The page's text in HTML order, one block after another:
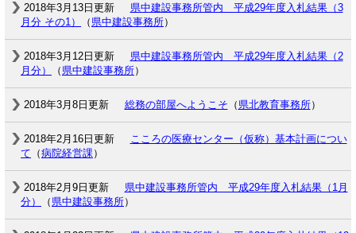
2018年3月13日更新
県中建設事務所管内 平成29年度入札結果（3
月分 その1）
（ 県中建設事務所）
2018年3月12日更新
県中建設事務所管内 平成29年度入札結果（2
月分）
（ 県中建設事務所）
2018年3月8日更新 総務の部屋へようこそ （ 県北教育事務所）
2018年2月16日更新
こころの医療センター（仮称）基本計画につい
て （病院経営課）
2018年2月9日更新
県中建設事務所管内 平成29年度入札結果（1月
分）
（ 県中建設事務所）